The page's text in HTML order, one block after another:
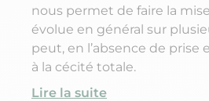
nous permet de faire la
évolue en général sur
peut, en l’absence de prise
à la cécité totale.
Lire la suite